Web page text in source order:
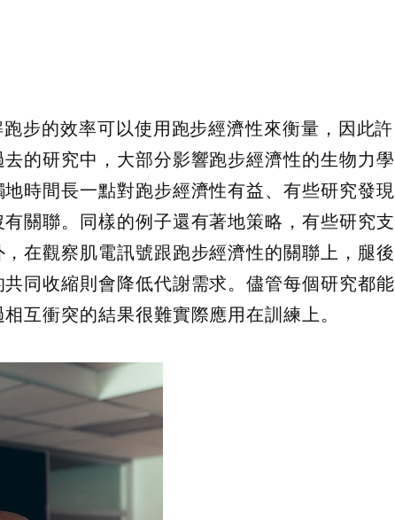
步的效率可以使用跑步經濟性來衡量，因此許
的研究中，大部分影響跑步經濟性的生物力學
時間長一點對跑步經濟性有益、有些研究發現
關聯。同樣的例子還有著地策略，有些研究支
在觀察肌電訊號跟跑步經濟性的關聯上，腿後
同收縮則會降低代謝需求。儘管每個研究都能
互衝突的結果很難實際應用在訓練上。